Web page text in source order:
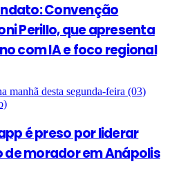
Convenção
Perillo, que apresenta
com IA e foco regional
é preso por liderar
morador em Anápolis